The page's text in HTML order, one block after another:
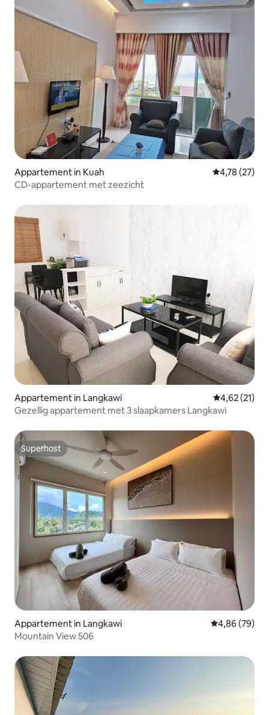
Appartement in Kuah Gemiddelde
4,78 (27)
CD-appartement met zeezicht
Appartement in Langkawi Gemiddelde
4,62 (21)
Gezellig appartement met 3 slaapkamers Langkawi
Superhost
Superhost
Appartement in Langkawi Gemiddelde
4,86 (79)
Mountain View 506